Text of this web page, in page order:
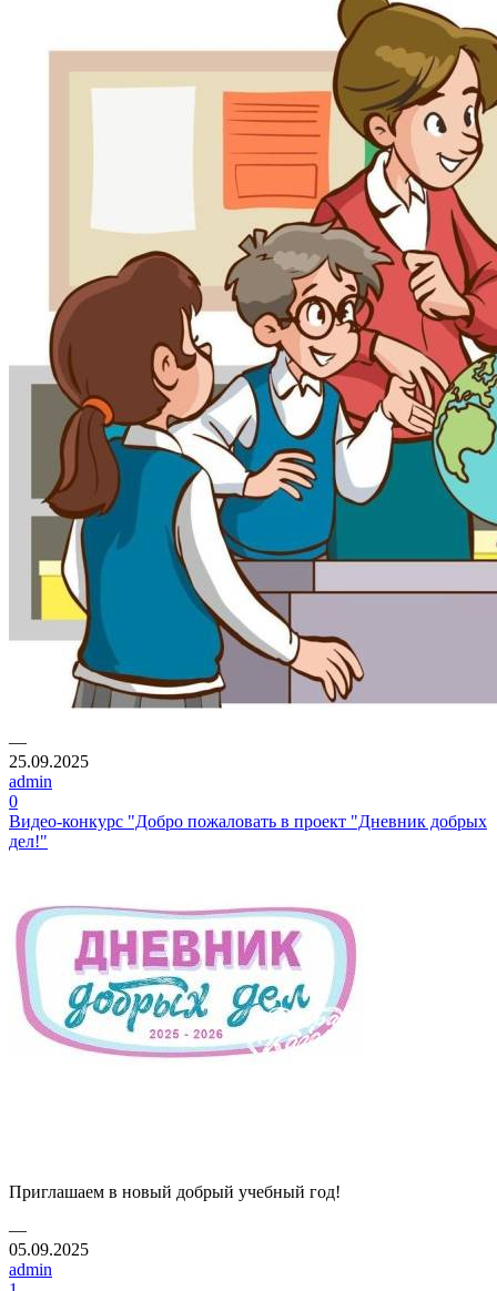
—
25.09.2025
admin
0
Видео-конкурс "Добро пожаловать в проект "Дневник добрых
дел!"
Приглашаем в новый добрый учебный год!
—
05.09.2025
admin